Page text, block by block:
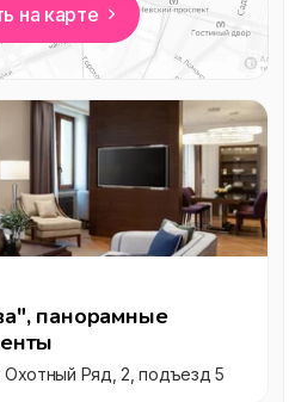
на карте
панорамные
Охотный Ряд, 2, подъезд 5